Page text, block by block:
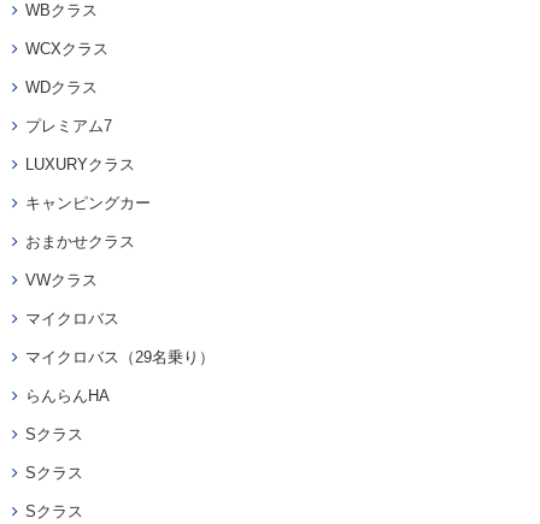
WBクラス
WCXクラス
WDクラス
プレミアム7
LUXURYクラス
キャンピングカー
おまかせクラス
VWクラス
マイクロバス
マイクロバス（29名乗り）
らんらんHA
Sクラス
Sクラス
Sクラス